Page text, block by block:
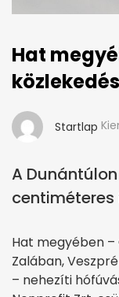
Hat
Startlap
A
Hat megyében
Zalában,
– nehezíti